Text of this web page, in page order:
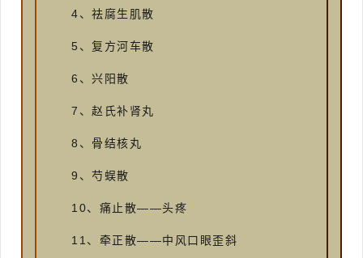
4、祛腐生肌散
5、复方河车散
6、兴阳散
7、赵氏补肾丸
8、骨结核丸
9、芍蜈散
10、痛止散——头疼
11、牵正散——中风口眼歪斜